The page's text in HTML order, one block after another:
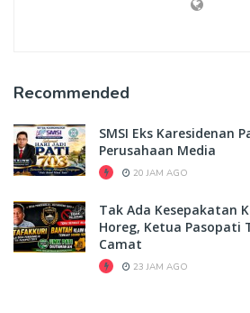
Recommended
SMSI Eks Karesidenan
Perusahaan Media
20 JAM AGO
Tak Ada Kesepakatan
Horeg, Ketua Pasopati
Camat
23 JAM AGO